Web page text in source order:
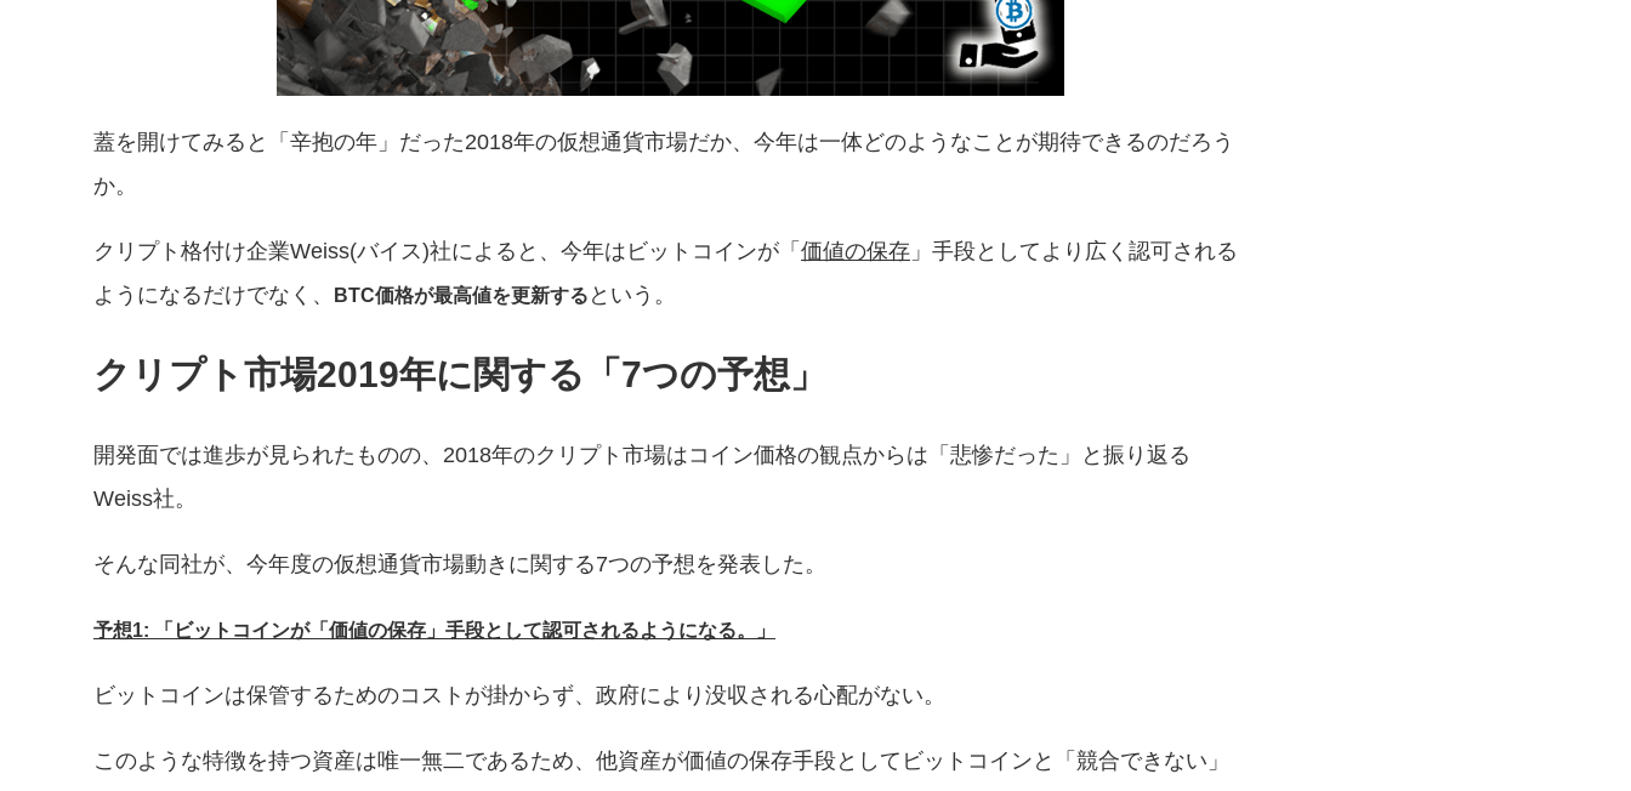
蓋を開けてみると「辛抱の年」だった2018年の仮想通貨市場だか、今年は一体どのようなことが期待できるのだろう
か。
クリプト格付け企業Weiss(バイス)社によると、今年はビットコインが「 価値の保存 」手段としてより広く認可される
ようになるだけでなく、
BTC価格が最高値を更新する という。
クリプト市場2019年に関する「7つの予想」
開発面では進歩が見られたものの、2018年のクリプト市場はコイン価格の観点からは「悲惨だった」と振り返る
Weiss社。
そんな同社が、今年度の仮想通貨市場動きに関する7つの予想を発表した。
予想1: 「ビットコインが「価値の保存」手段として認可されるようになる。」
ビットコインは保管するためのコストが掛からず、政府により没収される心配がない。
このような特徴を持つ資産は唯一無二であるため、他資産が価値の保存手段としてビットコインと「競合できない」